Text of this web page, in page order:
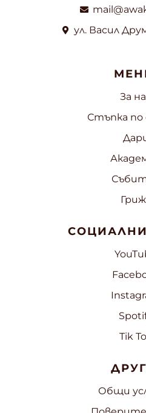
ул. Васил
За
Стъпка по
Tik
Общи